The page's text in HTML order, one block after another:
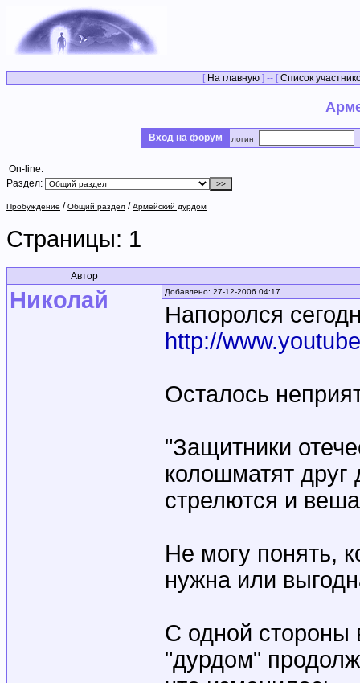
[ На главную] -- [ Список
Вход на форум логин
On-line:
Раздел:
Пробуждение /Общий раздел /Армейский дурдом
Страницы: 1
Автор
Николай Добавлено: 27-12-2006 04:17
Напоролся
http://
Осталось
"Защитники
колошматят друг
стрелются и
Не могу понять,
нужна или
С одной стороны
"дурдом"